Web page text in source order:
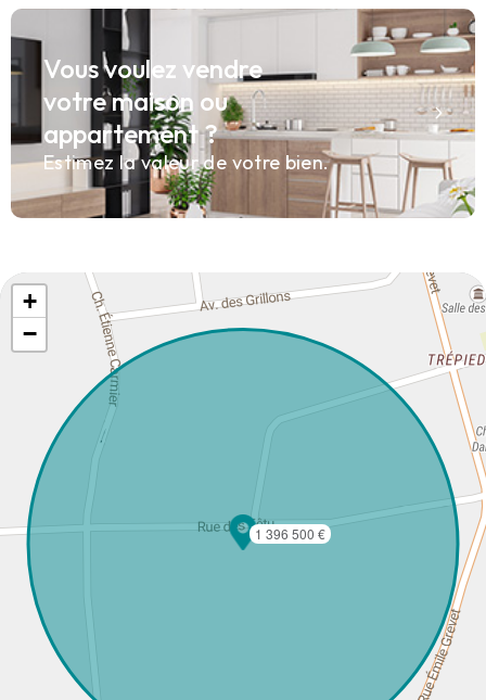
Vous voulez vendre
votre maison ou
appartement ?
Estimez la valeur de votre bien.
1 396 500 €
+
−